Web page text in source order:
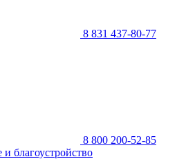
8 831 437-80-77
8 800 200-52-85
благоустройство